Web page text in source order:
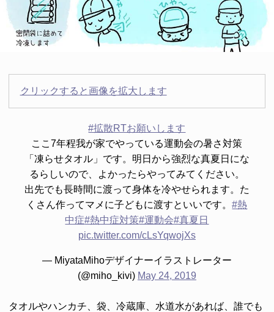
クリックすると画像を拡大します
#拡散RTお願いします
ここ7年程我が家でやっている運動会の暑さ対策
「凍らせタオル」です。明日から強烈な真夏日にな
るらしいので、よかったらやってみてください。
出先でも長時間に渡って身体を冷やせられます。た
くさん作ってマメに子どもに渡すといいです。#熱
中症#熱中症対策#運動会#真夏日
pic.twitter.com/cLsYqwojXs
— MiyataMihoデザイナーイラストレーター
(@miho_kivi) May 24, 2019
タオルやハンカチ、袋、冷蔵庫、水道水があれば、誰でも